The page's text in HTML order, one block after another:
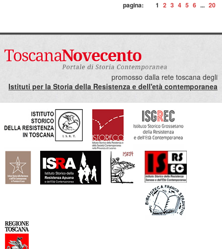
pagina: 1 2 3 4 5 6 ... 20
promosso dalla rete toscana degli
Istituti per la Storia della Resistenza e dell'età contemporanea